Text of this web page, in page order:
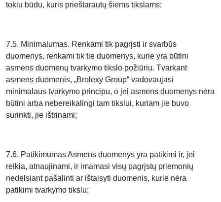
tokiu būdu, kuris prieštarautų šiems tikslams;
7.5. Minimalumas. Renkami tik pagrįsti ir svarbūs
duomenys, renkami tik tie duomenys, kurie yra būtini
asmens duomenų tvarkymo tikslo požiūriu. Tvarkant
asmens duomenis, „Brolexy Group“ vadovaujasi
minimalaus tvarkymo principu, o jei asmens duomenys nėra
būtini arba nebereikalingi tam tikslui, kuriam jie buvo
surinkti, jie ištrinami;
7.6. Patikimumas Asmens duomenys yra patikimi ir, jei
reikia, atnaujinami, ir imamasi visų pagrįstų priemonių
nedelsiant pašalinti ar ištaisyti duomenis, kurie nėra
patikimi tvarkymo tikslu;